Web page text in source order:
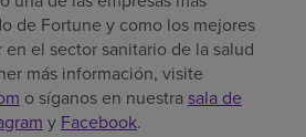
de Fortune y como los mejores
en el sector sanitario de la salud
más información, visite
o síganos en nuestra sala de
y Facebook.